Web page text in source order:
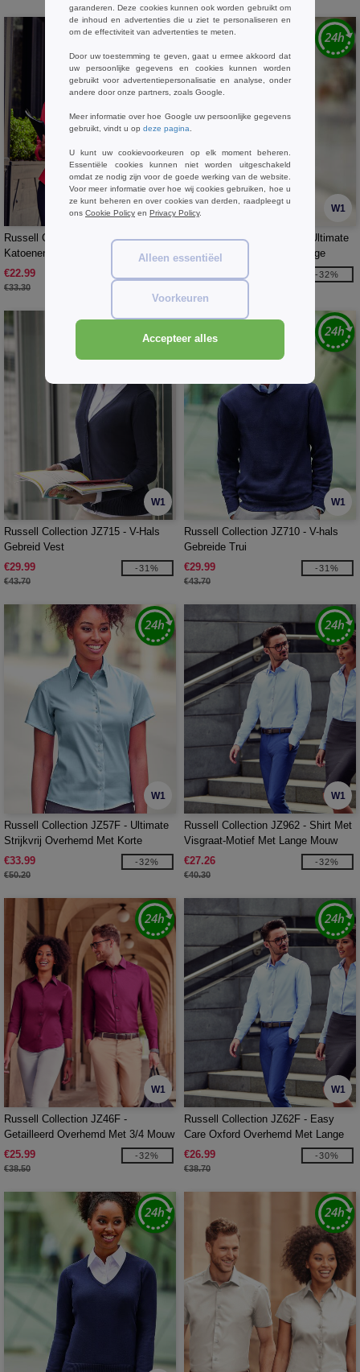
W1
Russell Collection JZ936 - Puur
Katoenen Easy Care Poplin
Overhemd Met Lange Mouwen
€22.99
€33.30
W1
Russell Collection JZ56F - Ultimate
Strijkvrij Overhemd Met Lange
-32%
W1
Russell Collection JZ715 - V-Hals
Gebreid Vest
€29.99
€43.70
-31%
W1
Russell Collection JZ710 - V-hals
Gebreide Trui
€29.99
€43.70
-31%
W1
Russell Collection JZ57F - Ultimate
Strijkvrij Overhemd Met Korte
Mouwen
€33.99
€50.20
-32%
W1
Russell Collection JZ962 - Shirt Met
Visgraat-Motief Met Lange Mouw
€27.26
€40.30
-32%
W1
Russell Collection JZ46F -
Getailleerd Overhemd Met 3/4 Mouw
€25.99
€38.50
-32%
W1
Russell Collection JZ62F - Easy
Care Oxford Overhemd Met Lange
Mouw
€26.99
€38.70
-30%
garanderen. Deze cookies kunnen ook worden gebruikt om
de inhoud en advertenties die u ziet te personaliseren en
om de effectiviteit van advertenties te meten.
Door uw toestemming te geven, gaat u ermee akkoord dat
uw persoonlijke gegevens en cookies kunnen worden
gebruikt voor advertentiepersonalisatie en analyse, onder
andere door onze partners, zoals Google.
Meer informatie over hoe Google uw persoonlijke gegevens
gebruikt, vindt u op deze pagina
U kunt uw cookievoorkeuren op elk moment beheren.
Essentiële cookies kunnen niet worden uitgeschakeld
omdat ze nodig zijn voor de goede werking van de website.
Voor meer informatie over hoe wij cookies gebruiken, hoe u
ze kunt beheren en over cookies van derden, raadpleegt u
ons Cookie Policy en Privacy Policy.
Alleen essentiëel
Voorkeuren
Accepteer alles